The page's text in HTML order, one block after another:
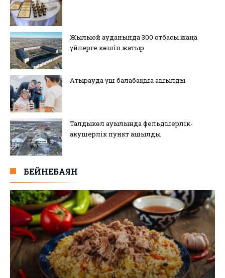
Жылыой ауданында 300 отбасы жаңа
үйлерге көшіп жатыр
Атырауда үш балабақша ашылды
Талдыкөл ауылында фельдшерлік-
акушерлік пункт ашылды
БЕЙНЕБАЯН